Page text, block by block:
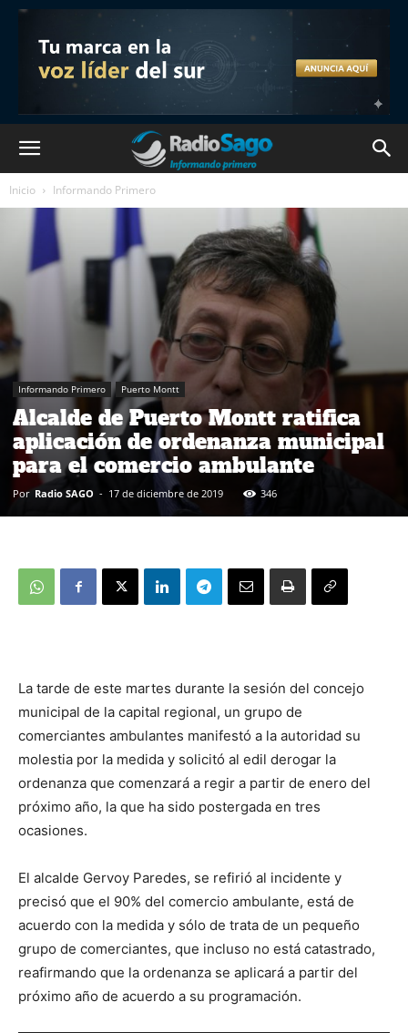
Inicio Informando Primero
Informando Primero Puerto Montt
Alcalde de Puerto Montt ratifica
aplicación de ordenanza municipal
para el comercio ambulante
Por Radio SAGO - 17 de diciembre de 2019 346
La tarde de este martes durante la sesión del concejo
municipal de la capital regional, un grupo de
comerciantes ambulantes manifestó a la autoridad su
molestia por la medida y solicitó al edil derogar la
ordenanza que comenzará a regir a partir de enero del
próximo año, la que ha sido postergada en tres
ocasiones.
El alcalde Gervoy Paredes, se refirió al incidente y
precisó que el 90% del comercio ambulante, está de
acuerdo con la medida y sólo de trata de un pequeño
grupo de comerciantes, que incluso no está catastrado,
reafirmando que la ordenanza se aplicará a partir del
próximo año de acuerdo a su programación.